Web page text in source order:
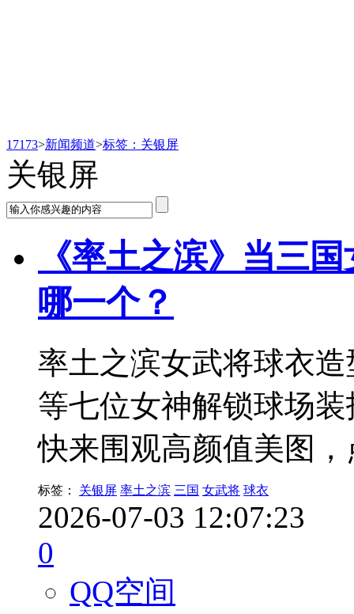
17173>新闻频道>标签：关银屏
关银屏
《率土之滨》当三
哪一个？
率土之滨女武将球衣
等七位女神解锁球场
快来围观高颜值美图
标签： 关银屏 率土之滨 三国 女武将 球衣
2026-07-03 12:07:23
0
QQ空间